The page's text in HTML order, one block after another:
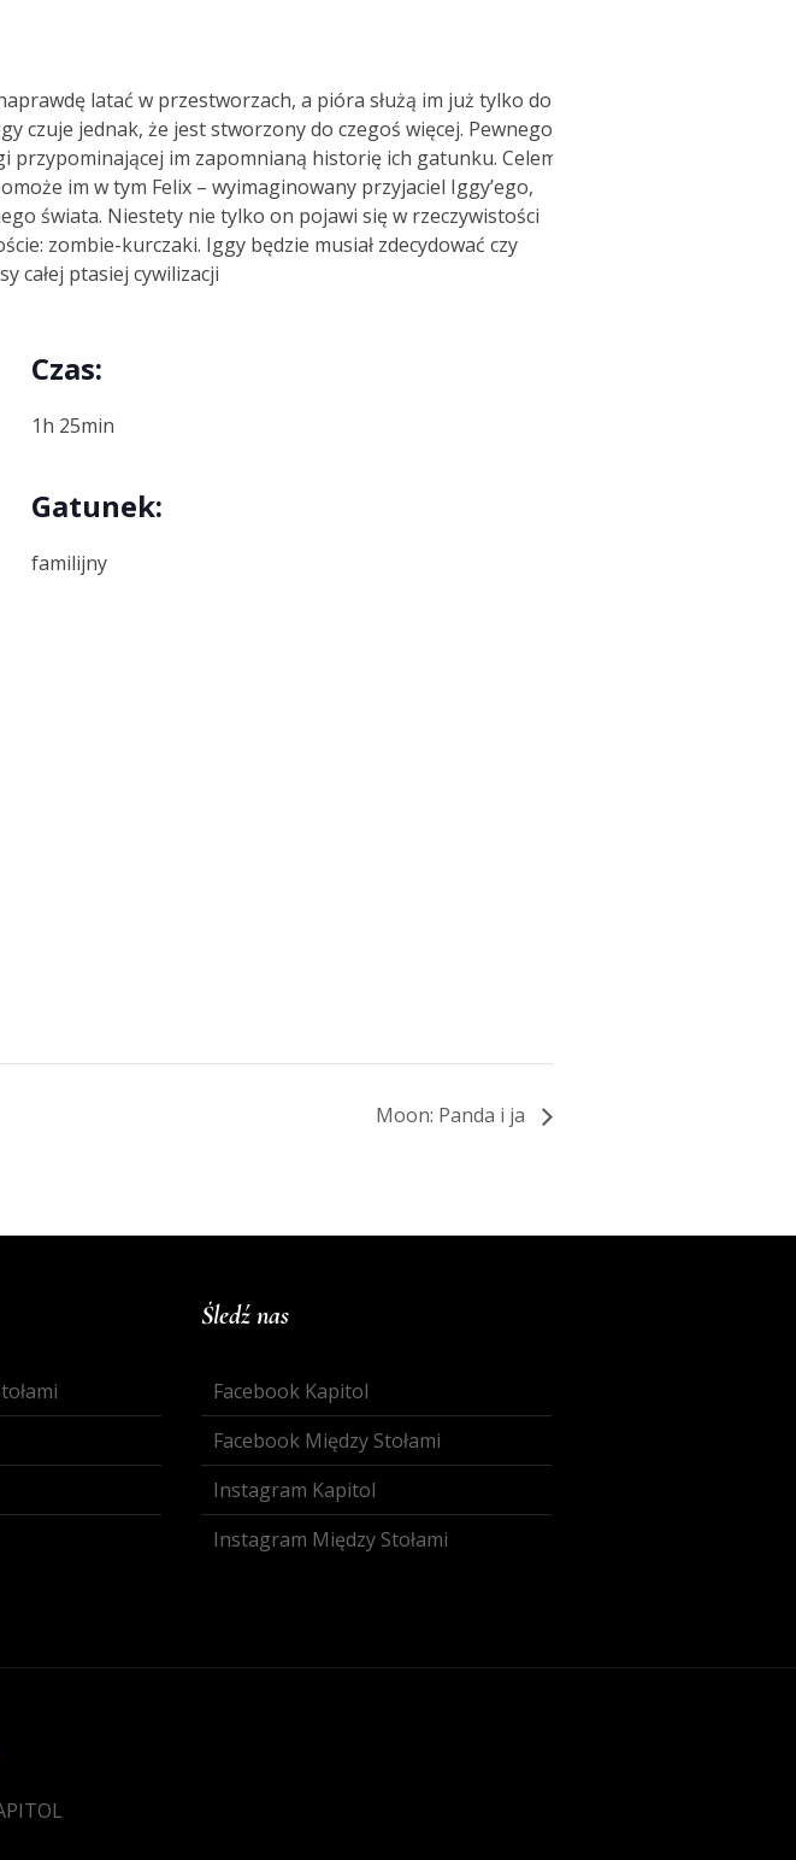
latać w przestworzach, a pióra służą im już tylko do
czuje jednak, że jest stworzony do czegoś więcej. Pewnego
im zapomnianą historię ich gatunku. Celem
im w tym Felix – wyimaginowany przyjaciel Iggy’ego,
świata. Niestety nie tylko on pojawi się w rzeczywistości
zombie-kurczaki. Iggy będzie musiał zdecydować czy
całej ptasiej cywilizacji
Czas:
1h 25min
Gatunek:
familijny
Moon: Panda i ja
Śledź nas
Facebook Kapitol
Facebook Między Stołami
Instagram Kapitol
Instagram Między Stołami